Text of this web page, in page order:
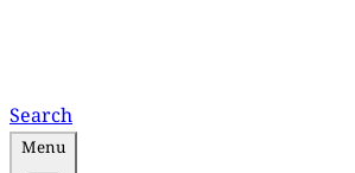
Search
Menu